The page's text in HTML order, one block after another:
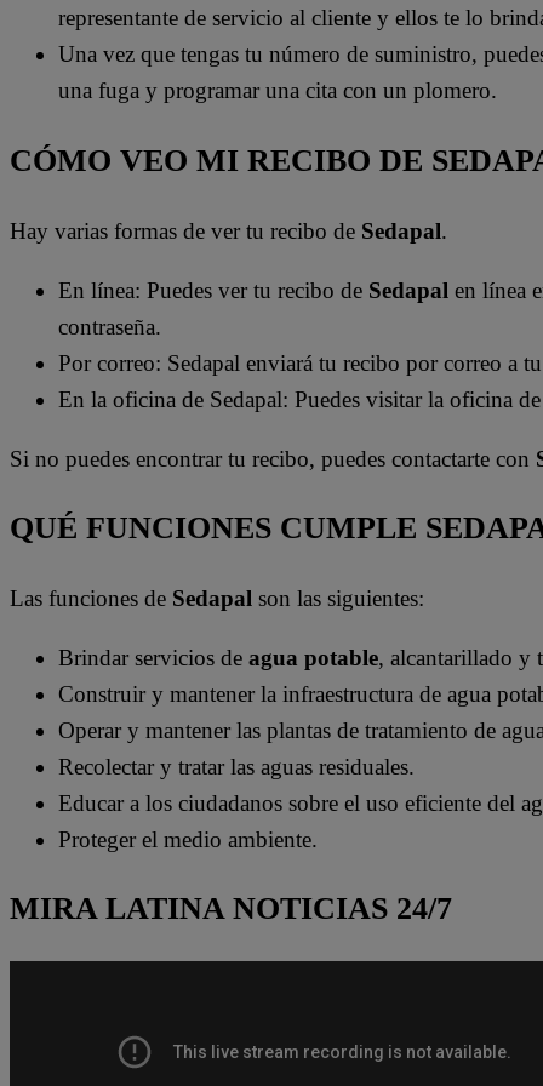
representante de servicio al cliente y ellos te lo
Una vez que tengas tu número de suministro,
una fuga y programar una cita con un plomero.
CÓMO VEO MI RECIBO DE
Hay varias formas de ver tu recibo de Sedapal.
En línea: Puedes ver tu recibo de Sedapal en línea
contraseña.
Por correo: Sedapal enviará tu recibo por correo a
En la oficina de Sedapal: Puedes visitar la oficina
Si no puedes encontrar tu recibo, puedes contactarte con
QUÉ FUNCIONES CUMPLE
Las funciones de Sedapal son las siguientes:
Brindar servicios de agua potable, alcantarillado y
Construir y mantener la infraestructura de agua
Operar y mantener las plantas de tratamiento de
Recolectar y tratar las aguas residuales.
Educar a los ciudadanos sobre el uso eficiente del
Proteger el medio ambiente.
MIRA LATINA NOTICIAS 24/7